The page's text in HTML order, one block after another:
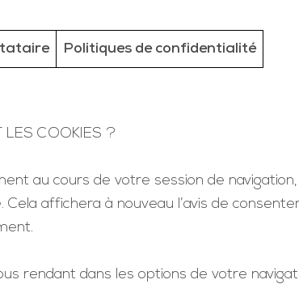
Politiques de confidentialité
LES COOKIES ?
au cours de votre session de navigation,
affichera à nouveau l’avis de
rendant dans les options de votre